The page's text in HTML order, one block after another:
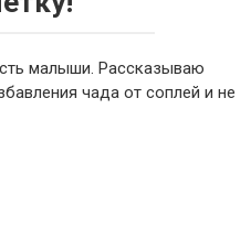
малыши. Рассказываю
чада от соплей и не